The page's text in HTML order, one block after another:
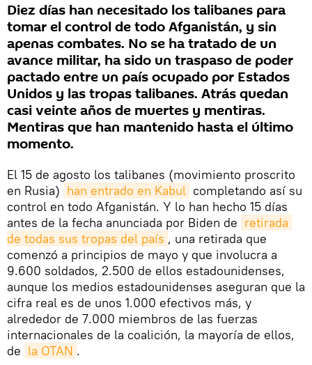
Diez días han necesitado los talibanes para
tomar el control de todo Afganistán, y sin
apenas combates. No se ha tratado de un
avance militar, ha sido un traspaso de poder
pactado entre un país ocupado por Estados
Unidos y las tropas talibanes. Atrás quedan
casi veinte años de muertes y mentiras.
Mentiras que han mantenido hasta el último
momento.
El 15 de agosto los talibanes (movimiento proscrito
en Rusia) han entrado en Kabul completando así su
control en todo Afganistán. Y lo han hecho 15 días
antes de la fecha anunciada por Biden de retirada
de todas sus tropas del país , una retirada que
comenzó a principios de mayo y que involucra a
9.600 soldados, 2.500 de ellos estadounidenses,
aunque los medios estadounidenses aseguran que la
cifra real es de unos 1.000 efectivos más, y
alrededor de 7.000 miembros de las fuerzas
internacionales de la coalición, la mayoría de ellos,
de la OTAN .